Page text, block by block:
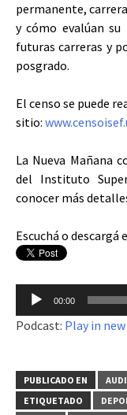
permanente,
y cómo evalúan
futuras carreras y
posgrado.
El censo se puede
sitio:
La Nueva Mañana
del Instituto
conocer más
Escuchá o descargá
Reproductor
de
audio
00:00
Podcast: Play in
PUBLICADO EN
ETIQUETADO